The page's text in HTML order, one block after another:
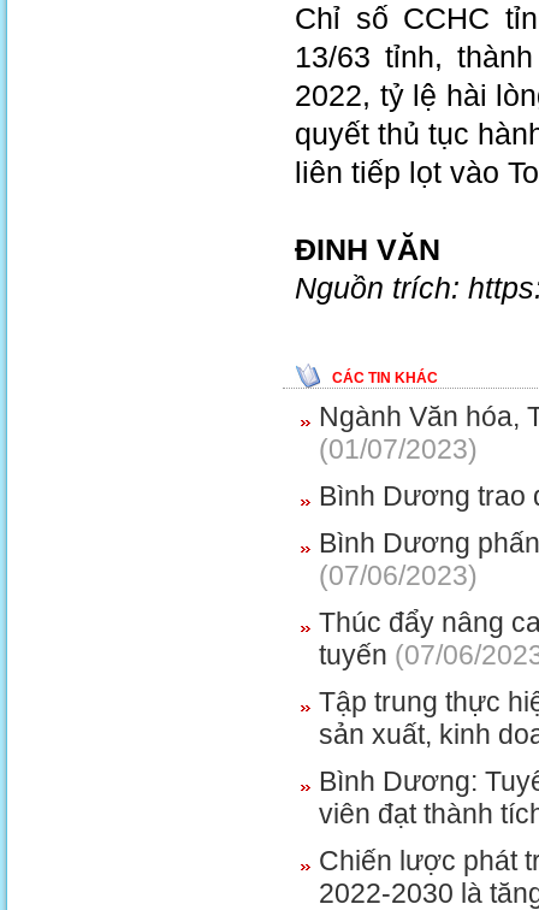
Chỉ số CCHC
13/63 tỉnh,
2022, tỷ lệ hài
quyết thủ tục
liên tiếp lọt vào
ĐINH VĂN
Nguồn trích:
CÁC TIN KHÁC
Ngành Văn hóa,
(01/07/2023)
Bình Dương trao
Bình Dương
(07/06/2023)
Thúc đẩy nâng
tuyến (07/06/
Tập trung thực
sản xuất, kinh
Bình Dương:
viên đạt thành
Chiến lược phát
2022-2030 là